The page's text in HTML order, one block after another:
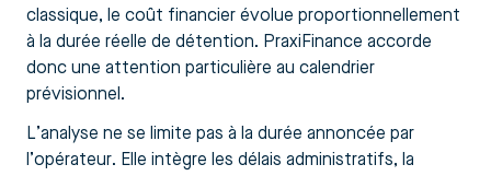
classique, le coût financier évolue proportionnellement
à la durée réelle de détention. PraxiFinance accorde
donc une attention particulière au calendrier
prévisionnel.
L’analyse ne se limite pas à la durée annoncée par
l’opérateur. Elle intègre les délais administratifs, la